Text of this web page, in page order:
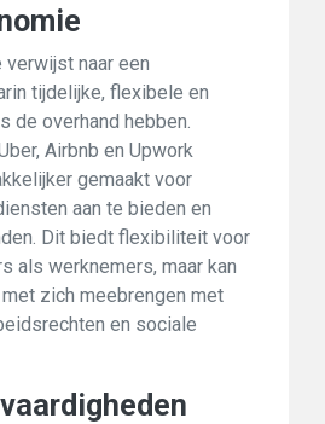
naar een
tijdelijke, flexibele en
de overhand hebben.
Airbnb en Upwork
gemaakt voor
aan te bieden en
Dit biedt flexibiliteit voor
als werknemers, maar kan
zich meebrengen met
en sociale